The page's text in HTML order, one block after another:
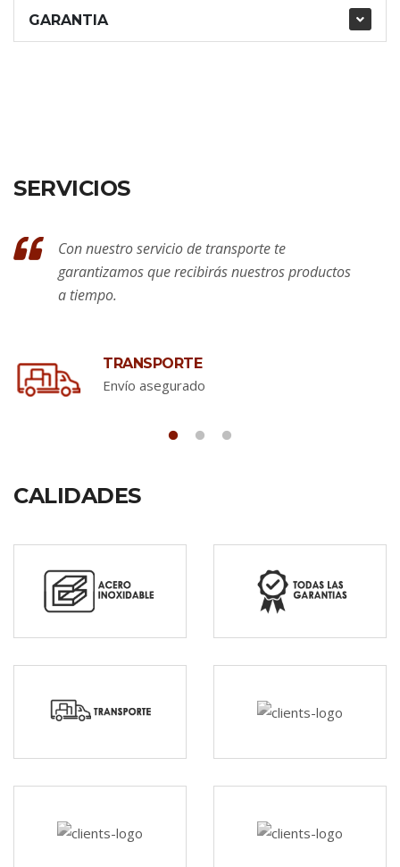
GARANTIA
SERVICIOS
Con nuestro servicio de transporte te
garantizamos que recibirás nuestros productos
a tiempo.
TRANSPORTE
Envío asegurado
CALIDADES